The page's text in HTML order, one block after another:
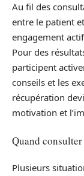
Au fil des
entre le patient
engagement
Pour des
participent
conseils et les
récupération
motivation et
Quand
Plusieurs